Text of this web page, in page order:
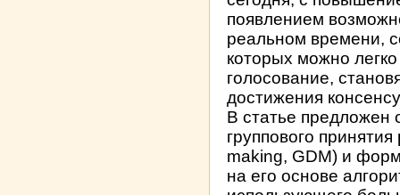
появлением
реальном времени,
которых можно
голосование,
достижения
В статье предложен
группового
making, GDM) и
на его основе